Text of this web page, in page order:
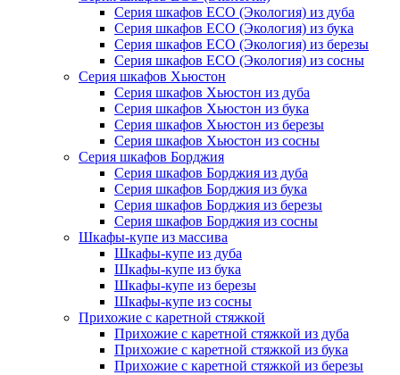
Серия шкафов ECO (Экология) из дуба
Серия шкафов ECO (Экология) из бука
Серия шкафов ECO (Экология) из березы
Серия шкафов ECO (Экология) из сосны
Серия шкафов Хьюстон
Серия шкафов Хьюстон из дуба
Серия шкафов Хьюстон из бука
Серия шкафов Хьюстон из березы
Серия шкафов Хьюстон из сосны
Серия шкафов Борджия
Серия шкафов Борджия из дуба
Серия шкафов Борджия из бука
Серия шкафов Борджия из березы
Серия шкафов Борджия из сосны
Шкафы-купе из массива
Шкафы-купе из дуба
Шкафы-купе из бука
Шкафы-купе из березы
Шкафы-купе из сосны
Прихожие с каретной стяжкой
Прихожие с каретной стяжкой из дуба
Прихожие с каретной стяжкой из бука
Прихожие с каретной стяжкой из березы